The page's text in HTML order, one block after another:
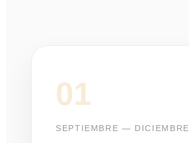
01
SEPTIEMBRE — DICIEMBRE